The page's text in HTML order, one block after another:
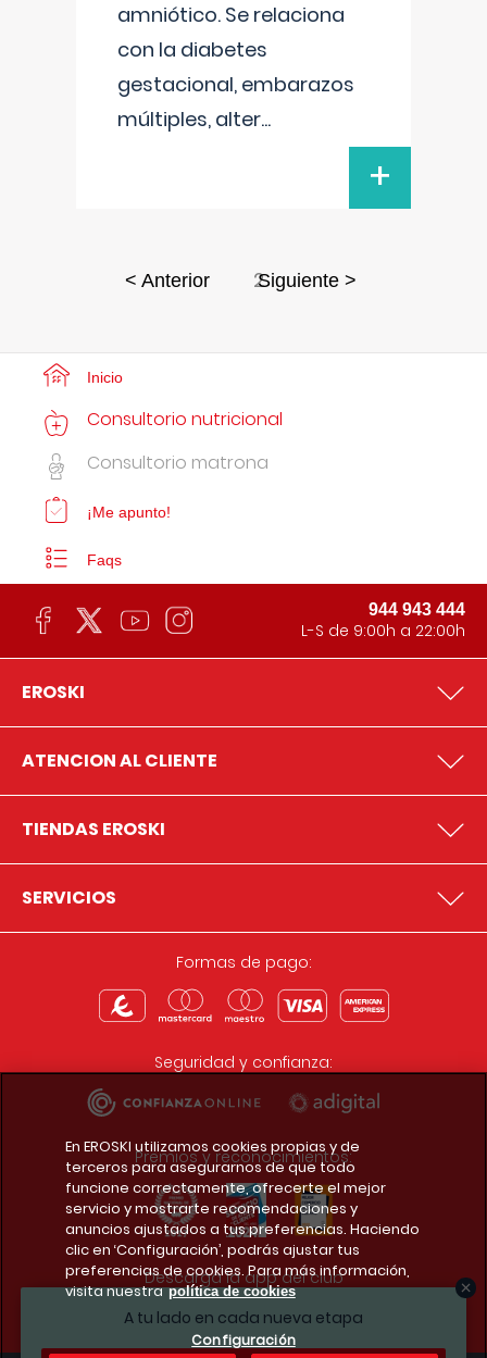
amniótico. Se relaciona
con la diabetes
gestacional, embarazos
múltiples, alter...
+
< Anterior 2Siguiente >
A tu lado en cada nueva etapa
Inicio
Consultorio nutricional
Consultorio matrona
¡Me apunto!
Faqs
944 943 444
L-S de 9:00h a 22:00h
EROSKI
ATENCION AL CLIENTE
TIENDAS EROSKI
SERVICIOS
Formas de pago:
Seguridad y confianza:
Premios y reconocimientos:
Descarga la app del club
En EROSKI utilizamos cookies propias y de
terceros para asegurarnos de que todo
funcione correctamente, ofrecerte el mejor
servicio y mostrarte recomendaciones y
anuncios ajustados a tus preferencias. Haciendo
clic en ‘Configuración’, podrás ajustar tus
preferencias de cookies. Para más información,
visita nuestra política de cookies
Configuración